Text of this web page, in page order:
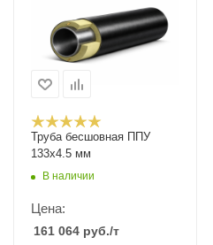
Труба бесшовная ППУ
133х4.5 мм
В наличии
Цена:
161 064 руб./т